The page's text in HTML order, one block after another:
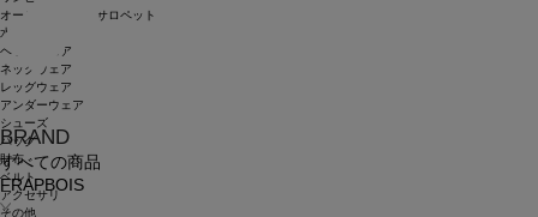
BRAND
すべての商品
FRAPBOIS
オールインワン・サロペット
水着
ヘッドウェア
ネックウェア
レッグウェア
アンダーウェア
シューズ
バッグ
財布
ベルト
アクセサリ
その他